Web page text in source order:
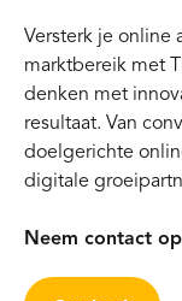
Versterk je online
marktbereik met
denken met
resultaat. Van
doelgerichte
digitale
Neem contact